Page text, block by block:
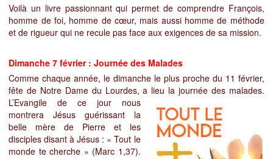
Voilà un livre passionnant qui permet de comprendre François,
homme de foi, homme de cœur, mais aussi homme de méthode
et de rigueur qui ne recule pas face aux exigences de sa mission.
Dimanche 7 février : Journée des Malades
Comme chaque année, le dimanche le plus proche du 11 février,
fête de Notre Dame du Lourdes, a lieu la journée des malades.
L’Evangile de ce jour
nous
montrera Jésus guérissant la
belle mère de Pierre et les
disciples disant à Jésus : « Tout le
monde te cherche » (Marc 1,37).